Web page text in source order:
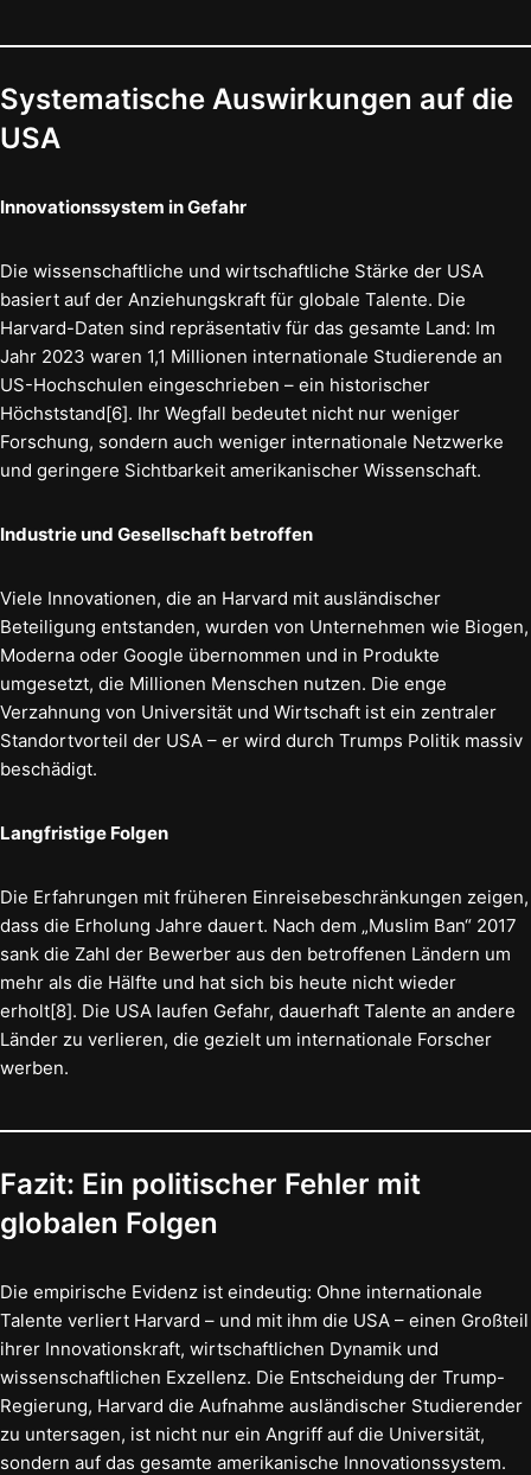
Systematische Auswirkungen auf die
USA
Innovationssystem in Gefahr
Die wissenschaftliche und wirtschaftliche Stärke der USA
basiert auf der Anziehungskraft für globale Talente. Die
Harvard-Daten sind repräsentativ für das gesamte Land: Im
Jahr 2023 waren 1,1 Millionen internationale Studierende an
US-Hochschulen eingeschrieben – ein historischer
Höchststand[6]. Ihr Wegfall bedeutet nicht nur weniger
Forschung, sondern auch weniger internationale Netzwerke
und geringere Sichtbarkeit amerikanischer Wissenschaft.
Industrie und Gesellschaft betroffen
Viele Innovationen, die an Harvard mit ausländischer
Beteiligung entstanden, wurden von Unternehmen wie Biogen,
Moderna oder Google übernommen und in Produkte
umgesetzt, die Millionen Menschen nutzen. Die enge
Verzahnung von Universität und Wirtschaft ist ein zentraler
Standortvorteil der USA – er wird durch Trumps Politik massiv
beschädigt.
Langfristige Folgen
Die Erfahrungen mit früheren Einreisebeschränkungen zeigen,
dass die Erholung Jahre dauert. Nach dem „Muslim Ban“ 2017
sank die Zahl der Bewerber aus den betroffenen Ländern um
mehr als die Hälfte und hat sich bis heute nicht wieder
erholt[8]. Die USA laufen Gefahr, dauerhaft Talente an andere
Länder zu verlieren, die gezielt um internationale Forscher
werben.
Fazit: Ein politischer Fehler mit
globalen Folgen
Die empirische Evidenz ist eindeutig: Ohne internationale
Talente verliert Harvard – und mit ihm die USA – einen Großteil
ihrer Innovationskraft, wirtschaftlichen Dynamik und
wissenschaftlichen Exzellenz. Die Entscheidung der Trump-
Regierung, Harvard die Aufnahme ausländischer Studierender
zu untersagen, ist nicht nur ein Angriff auf die Universität,
sondern auf das gesamte amerikanische Innovationssystem.